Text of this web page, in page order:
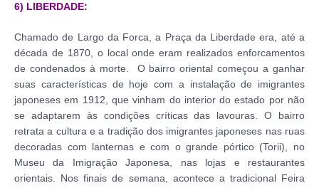
6) LIBERDADE:
Chamado de Largo da Forca, a Praça da Liberdade era, até a
década de 1870, o local onde eram realizados enforcamentos
de condenados à morte. O bairro oriental começou a ganhar
suas características de hoje com a instalação de imigrantes
japoneses em 1912, que vinham do interior do estado por não
se adaptarem às condições críticas das lavouras. O bairro
retrata a cultura e a tradição dos imigrantes japoneses nas ruas
decoradas com lanternas e com o grande pórtico (Torii), no
Museu da Imigração Japonesa, nas lojas e restaurantes
orientais. Nos finais de semana, acontece a tradicional Feira